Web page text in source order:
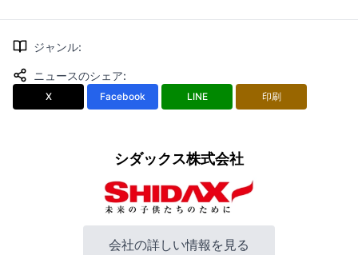
ジャンル:
ニュースのシェア:
X Facebook LINE 印刷
シダックス株式会社
会社の詳しい情報を見る